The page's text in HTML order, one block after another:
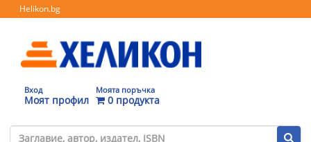
Helikon.bg
Вход
Моят профил
Моята поръчка
0 продукта